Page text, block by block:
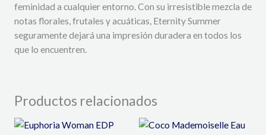
feminidad a cualquier entorno. Con su irresistible mezcla de
notas florales, frutales y acuáticas, Eternity Summer
seguramente dejará una impresión duradera en todos los
que lo encuentren.
Productos relacionados